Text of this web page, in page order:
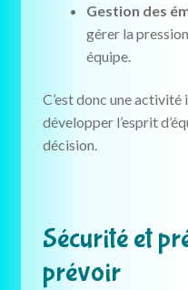
Gestion des
gérer la
équipe.
C’est donc une
développer l’esprit
décision.
Sécurité et
prévoir